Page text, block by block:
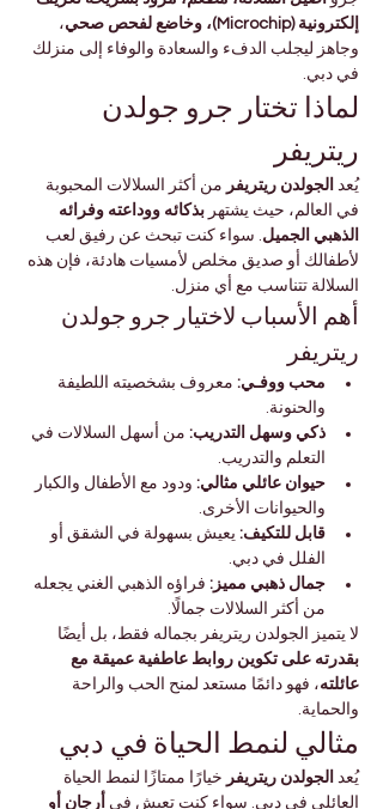
إلكترونية (Microchip)، وخاضع لفحص صحي
،
وجاهز ليجلب الدفء والسعادة والوفاء إلى منزلك
في دبي.
لماذا تختار جرو جولدن
ريتريفر
يُعد الجولدن ريتريفر من أكثر السلالات المحبوبة
في العالم، حيث يشتهر بذكائه ووداعته وفرائه
الذهبي الجميل. سواء كنت تبحث عن رفيق لعب
لأطفالك أو صديق مخلص لأمسيات هادئة، فإن هذه
السلالة تتناسب مع أي منزل.
أهم الأسباب لاختيار جرو جولدن
ريتريفر
محب ووفـي: معروف بشخصيته اللطيفة
والحنونة.
ذكي وسهل التدريب: من أسهل السلالات في
التعلم والتدريب.
حيوان عائلي مثالي: ودود مع الأطفال والكبار
والحيوانات الأخرى.
قابل للتكيف: يعيش بسهولة في الشقق أو
الفلل في دبي.
جمال ذهبي مميز: فراؤه الذهبي الغني يجعله
من أكثر السلالات جمالًا.
لا يتميز الجولدن ريتريفر بجماله فقط، بل أيضًا
بقدرته على تكوين روابط عاطفية عميقة مع
عائلته، فهو دائمًا مستعد لمنح الحب والراحة
والحماية.
مثالي لنمط الحياة في دبي
يُعد الجولدن ريتريفر خيارًا ممتازًا لنمط الحياة
العائلي في دبي. سواء كنت تعيش في أرجان أو